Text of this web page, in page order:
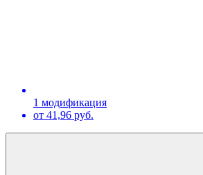
1 модификация
от 41,96 руб.